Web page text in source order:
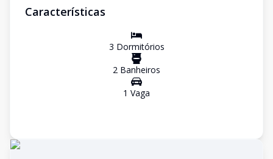
Características
3 Dormitórios
2 Banheiros
1 Vaga